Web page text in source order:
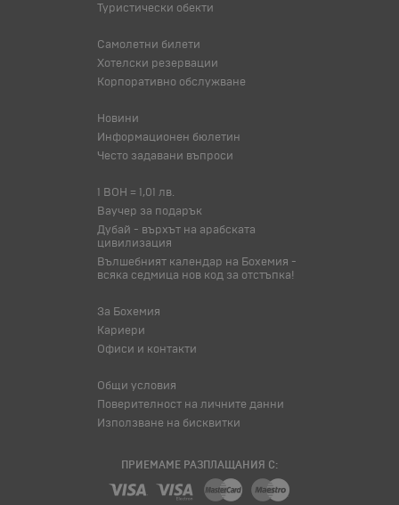
Туристически обекти
Самолетни билети
Хотелски резервации
Корпоративно обслужване
Новини
Информационен бюлетин
Често задавани въпроси
1 BOH = 1,01 лв.
Ваучер за подарък
Дубай - върхът на арабската
цивилизация
Вълшебният календар на Бохемия -
всяка седмица нов код за отстъпка!
За Бохемия
Кариери
Офиси и контакти
Общи условия
Поверителност на личните данни
Използване на бисквитки
ПРИЕМАМЕ РАЗПЛАЩАНИЯ С: